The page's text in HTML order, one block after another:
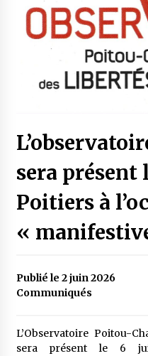
sera présent
Poitiers à
«
Publié le 2 juin 2026
Communiqués
L’Observatoire Poitou-
sera présent le 6